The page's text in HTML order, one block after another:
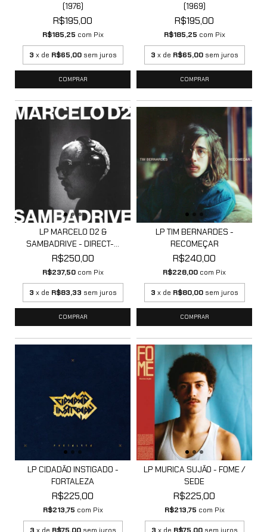
(1976)
R$195,00
R$185,25 com Pix
3 x de R$65,00 sem juros
(1969)
R$195,00
R$185,25 com Pix
3 x de R$65,00 sem juros
LP MARCELO D2 &
SAMBADRIVE - DIRECT-...
R$250,00
R$237,50 com Pix
3 x de R$83,33 sem juros
LP TIM BERNARDES -
RECOMEÇAR
R$240,00
R$228,00 com Pix
3 x de R$80,00 sem juros
LP CIDADÃO INSTIGADO -
FORTALEZA
R$225,00
R$213,75 com Pix
LP MURICA SUJÃO - FOME /
SEDE
R$225,00
R$213,75 com Pix